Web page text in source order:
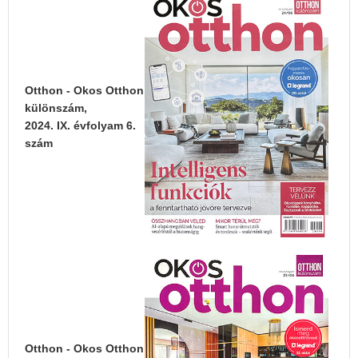
Otthon - Okos Otthon
különszám,
2024. IX. évfolyam 6.
szám
Otthon - Okos Otthon